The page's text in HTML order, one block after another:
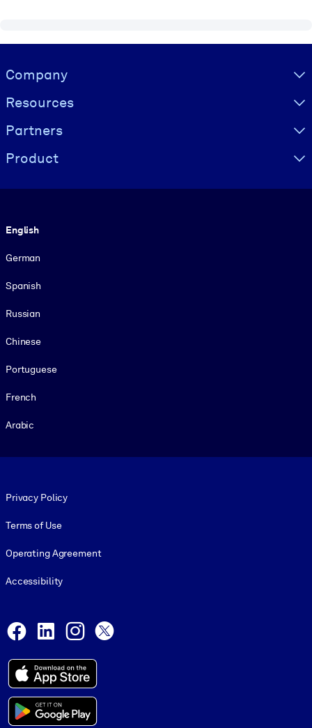
Visually hidden Text
Company
Resources
Partners
Product
English
German
Spanish
Russian
Chinese
Portuguese
French
Arabic
Privacy Policy
Terms of Use
Operating Agreement
Accessibility
Facebook
LinkedInInstagram